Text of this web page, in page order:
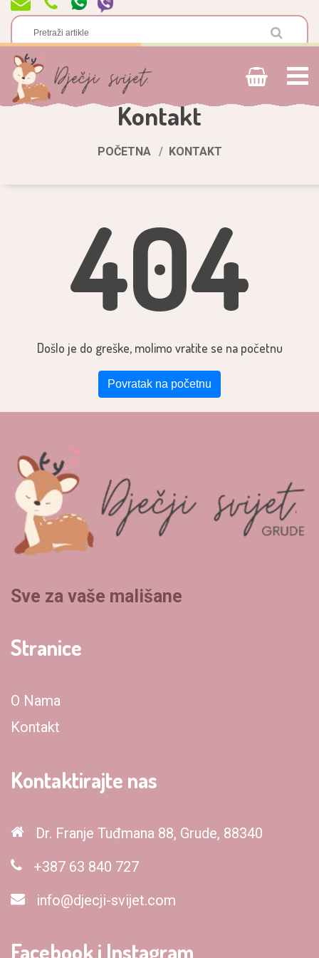
Kontakt
POČETNA KONTAKT
404
Došlo je do greške, molimo vratite se na početnu
Povratak na početnu
Sve za vaše mališane
Stranice
O Nama
Kontakt
Kontaktirajte nas
Dr. Franje Tuđmana 88, Grude, 88340
+387 63 840 727
info@djecji-svijet.com
Facebook i Instagram